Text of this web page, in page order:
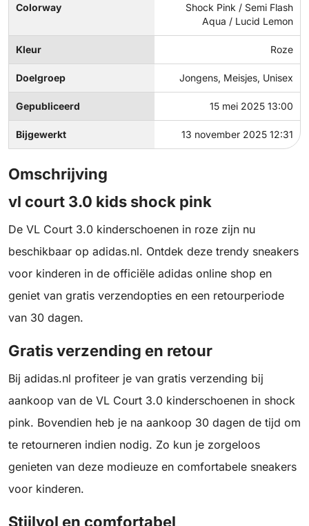
Colorway
Shock Pink / Semi Flash
Aqua / Lucid Lemon
Kleur Roze
Doelgroep Jongens, Meisjes, Unisex
Gepubliceerd 15 mei 2025 13:00
Bijgewerkt 13 november 2025 12:31
Omschrijving
vl court 3.0 kids shock pink
De VL Court 3.0 kinderschoenen in roze zijn nu
beschikbaar op adidas.nl. Ontdek deze trendy sneakers
voor kinderen in de officiële adidas online shop en
geniet van gratis verzendopties en een retourperiode
van 30 dagen.
Gratis verzending en retour
Bij adidas.nl profiteer je van gratis verzending bij
aankoop van de VL Court 3.0 kinderschoenen in shock
pink. Bovendien heb je na aankoop 30 dagen de tijd om
te retourneren indien nodig. Zo kun je zorgeloos
genieten van deze modieuze en comfortabele sneakers
voor kinderen.
Stijlvol en comfortabel